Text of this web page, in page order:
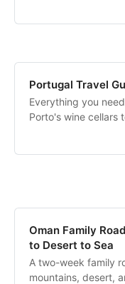
Portugal Travel
Everything you
Porto's wine cellars
Oman Family
to Desert to Sea
A two-week family
mountains, desert,